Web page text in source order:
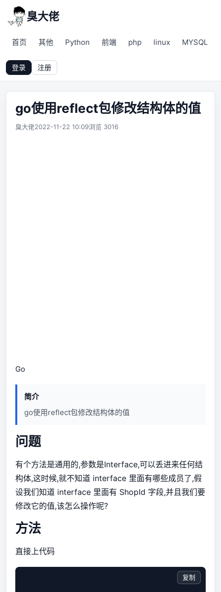
臭大佬
首页 其他 Python 前端 php linux MYSQL
登录 注册
go使用reflect包修改结构体的值
臭大佬2022-11-22 10:09浏览 3016
Go
简介
go使用reflect包修改结构体的值
问题
有个方法是通用的,参数是Interface,可以丢进来任何结
构体,这时候,就不知道 interface 里面有哪些成员了,假
设我们知道 interface 里面有 ShopId 字段,并且我们要
修改它的值,该怎么操作呢?
方法
直接上代码
复制